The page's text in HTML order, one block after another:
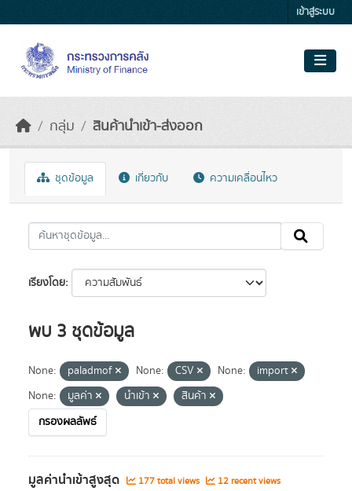
เข้าสู่ระบบ
กลุ่ม สินค้านำเข้า-ส่งออก
ชุดข้อมูล เกี่ยวกับ ความเคลื่อนไหว
เรียงโดย
พบ 3 ชุดข้อมูล
None: paladmof None: CSV None:
import
None:
มูลค่า นำเข้า
สินค้า
กรองผลลัพธ์
มูลค่านำเข้าสูงสุด 177 total views 12 recent views